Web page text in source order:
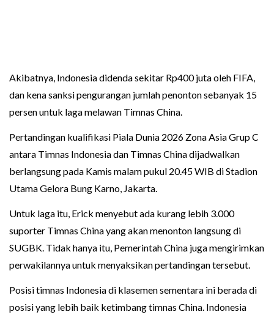
Akibatnya, Indonesia didenda sekitar Rp400 juta oleh FIFA,
dan kena sanksi pengurangan jumlah penonton sebanyak 15
persen untuk laga melawan Timnas China.
Pertandingan kualifikasi Piala Dunia 2026 Zona Asia Grup C
antara Timnas Indonesia dan Timnas China dijadwalkan
berlangsung pada Kamis malam pukul 20.45 WIB di Stadion
Utama Gelora Bung Karno, Jakarta.
Untuk laga itu, Erick menyebut ada kurang lebih 3.000
suporter Timnas China yang akan menonton langsung di
SUGBK. Tidak hanya itu, Pemerintah China juga mengirimkan
perwakilannya untuk menyaksikan pertandingan tersebut.
Posisi timnas Indonesia di klasemen sementara ini berada di
posisi yang lebih baik ketimbang timnas China. Indonesia